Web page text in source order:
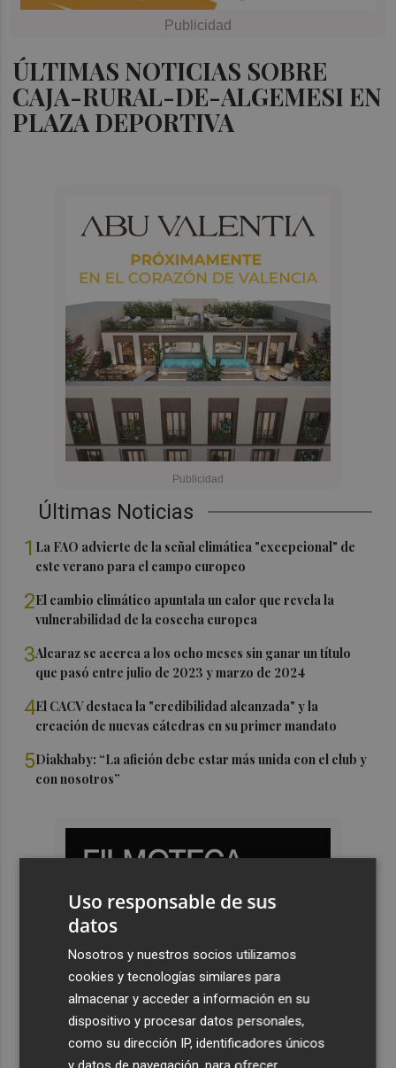
ÚLTIMAS NOTICIAS SOBRE
CAJA-RURAL-DE-ALGEMESI EN
PLAZA DEPORTIVA
Últimas Noticias
1 La FAO advierte de la señal climática "excepcional" de
este verano para el campo europeo
2El cambio climático apuntala un calor que revela la
vulnerabilidad de la cosecha europea
3Alcaraz se acerca a los ocho meses sin ganar un título
que pasó entre julio de 2023 y marzo de 2024
4El CACV destaca la "credibilidad alcanzada" y la
creación de nuevas cátedras en su primer mandato
5Diakhaby: “La afición debe estar más unida con el club y
con nosotros”
Uso responsable de sus
datos
Nosotros y nuestros socios utilizamos
cookies y tecnologías similares para
almacenar y acceder a información en su
dispositivo y procesar datos personales,
como su dirección IP, identificadores únicos